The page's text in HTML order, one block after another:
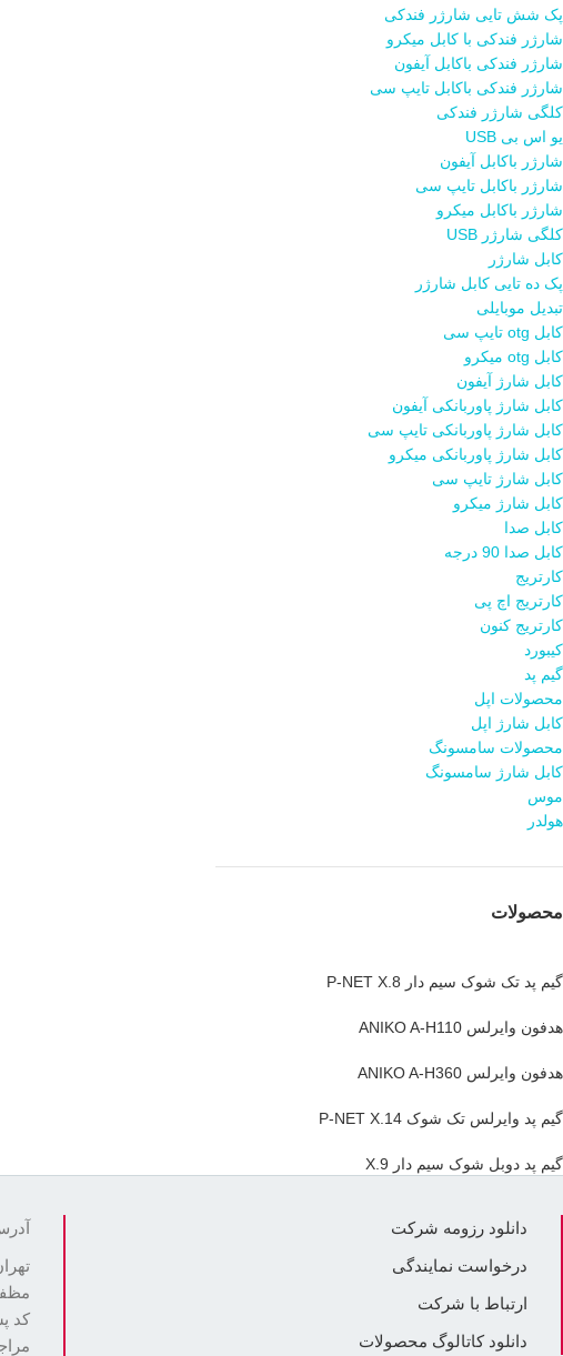
پک شش تایی شارژر فندکی
شارژر فندکی با کابل میکرو
شارژر فندکی باکابل آیفون
شارژر فندکی باکابل تایپ سی
کلگی شارژر فندکی
یو اس بی USB
شارژر باکابل آیفون
شارژر باکابل تایپ سی
شارژر باکابل میکرو
کلگی شارژر USB
کابل شارژر
پک ده تایی کابل شارژر
تبدیل موبایلی
کابل otg تایپ سی
کابل otg میکرو
کابل شارژ آیفون
کابل شارژ پاوربانکی آیفون
کابل شارژ پاوربانکی تایپ سی
کابل شارژ پاوربانکی میکرو
کابل شارژ تایپ سی
کابل شارژ میکرو
کابل صدا
کابل صدا 90 درجه
کارتریج
کارتریج اچ پی
کارتریج کنون
کیبورد
گیم پد
محصولات اپل
کابل شارژ اپل
محصولات سامسونگ
کابل شارژ سامسونگ
موس
هولدر
محصولات
گیم پد تک شوک سیم دار P-NET X.8
هدفون وایرلس ANIKO A-H110
هدفون وایرلس ANIKO A-H360
گیم پد وایرلس تک شوک P-NET X.14
گیم پد دوبل شوک سیم دار X.9
مظفر
کد پستی
دانلود رزومه شرکت
درخواست نمایندگی
ارتباط با شرکت
دانلود کاتالوگ محصولات